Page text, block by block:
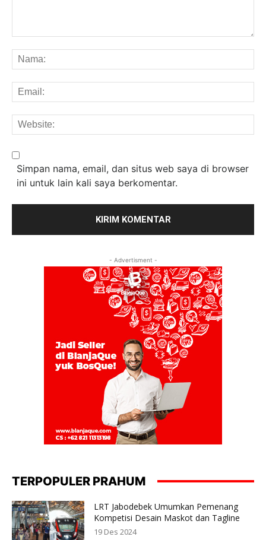
Simpan nama, email, dan situs web saya di browser
ini untuk lain kali saya berkomentar.
- Advertisment -
TERPOPULER PRAHUM
LRT Jabodebek Umumkan Pemenang
Kompetisi Desain Maskot dan Tagline
19 Des 2024